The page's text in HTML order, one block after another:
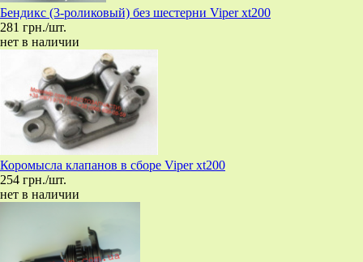
Бендикс (3-роликовый) без шестерни Viper xt200
281 грн./шт.
нет в наличии
Коромысла клапанов в сборе Viper xt200
254 грн./шт.
нет в наличии